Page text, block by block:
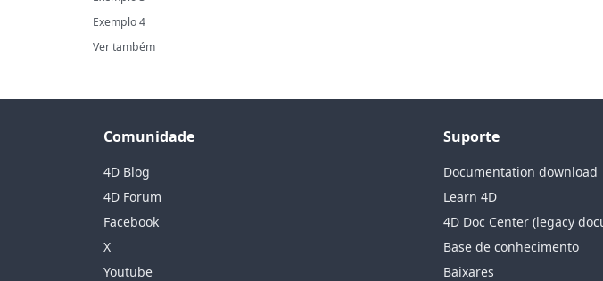
Exemplo 4
Ver também
Comunidade
4D Blog
4D Forum
Facebook
X
Youtube
Suporte
Documentation download
Learn 4D
4D Doc Center (legacy
Base de conhecimento
Baixares